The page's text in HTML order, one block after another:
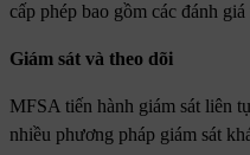
cấp phép bao gồm các đánh
Giám sát và theo dõi
MFSA tiến hành giám sát liên
nhiều phương pháp giám sát